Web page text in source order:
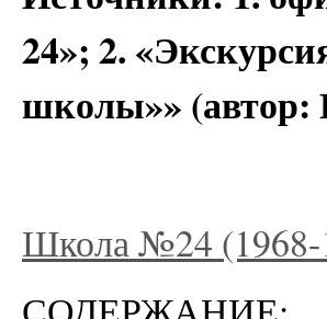
24»; 2.
школы»» (автор:
Школа №24